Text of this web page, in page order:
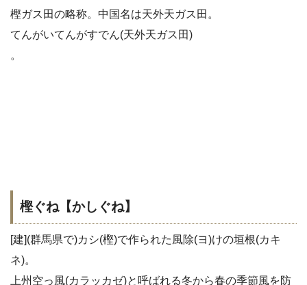
樫ガス田の略称。中国名は天外天ガス田。
てんがいてんがすでん(天外天ガス田)
。
樫ぐね【かしぐね】
[建](群馬県で)カシ(樫)で作られた風除(ヨ)けの垣根(カキ
ネ)。
上州空っ風(カラッカゼ)と呼ばれる冬から春の季節風を防